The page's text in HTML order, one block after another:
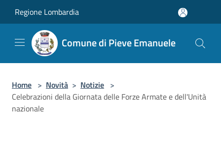
Regione Lombardia
Comune di Pieve Emanuele
Home > Novità > Notizie >
Celebrazioni della Giornata delle Forze Armate e dell'Unità
nazionale